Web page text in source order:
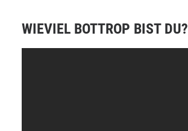
WIEVIEL BOTTROP BIST DU?